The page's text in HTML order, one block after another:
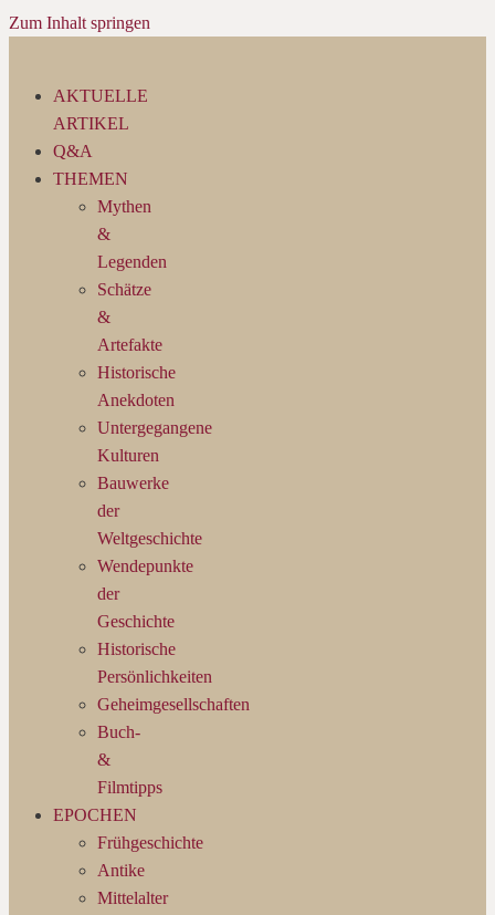
Zum Inhalt springen
AKTUELLE
ARTIKEL
Q&A
THEMEN
Mythen
&
Legenden
Schätze
&
Artefakte
Historische
Anekdoten
Untergegangene
Kulturen
Bauwerke
der
Weltgeschichte
Wendepunkte
der
Geschichte
Historische
Persönlichkeiten
Geheimgesellschaften
Buch-
&
Filmtipps
EPOCHEN
Frühgeschichte
Antike
Mittelalter